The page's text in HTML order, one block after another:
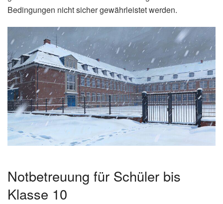
Bedingungen nicht sicher gewährleistet werden.
Notbetreuung für Schüler bis
Klasse 10